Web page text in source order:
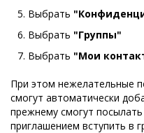
Выбрать
Выбрать "Группы"
Выбрать "Мои
При этом нежелательные
смогут автоматически
прежнему смогут
приглашением вступить в